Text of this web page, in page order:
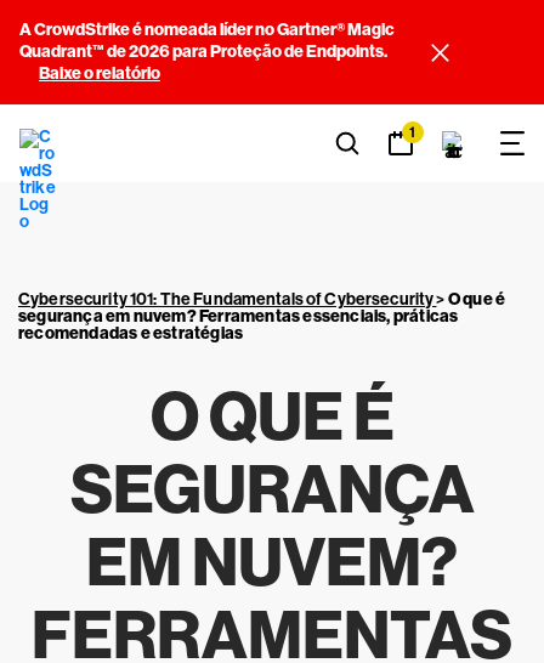
A CrowdStrike é nomeada líder no Gartner® Magic
Quadrant™ de 2026 para Proteção de Endpoints.
Baixe o relatório
1
Cybersecurity 101: The Fundamentals of Cybersecurity>O que é
segurança em nuvem? Ferramentas essenciais, práticas
recomendadas e estratégias
O QUE É
SEGURANÇA
EM NUVEM?
FERRAMENTAS